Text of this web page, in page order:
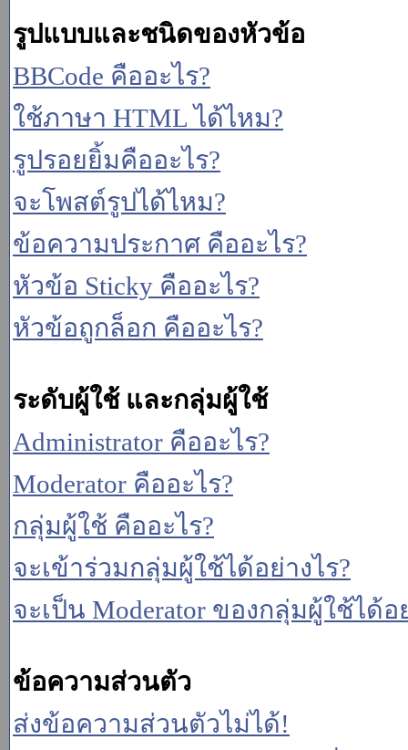
รูปแบบและชนิดของหัวข้อ
BBCode คืออะไร?
ใช้ภาษา HTML ได้ไหม?
รูปรอยยิ้มคืออะไร?
จะโพสต์รูปได้ไหม?
ข้อความประกาศ คืออะไร?
หัวข้อ Sticky คืออะไร?
หัวข้อถูกล็อก คืออะไร?
ระดับผู้ใช้ และกลุ่มผู้ใช้
Administrator คืออะไร?
Moderator คืออะไร?
กลุ่มผู้ใช้ คืออะไร?
จะเข้าร่วมกลุ่มผู้ใช้ได้อย่างไร?
จะเป็น Moderator ของกลุ่มผู้ใช้ได้อ
ข้อความส่วนตัว
ส่งข้อความส่วนตัวไม่ได้!